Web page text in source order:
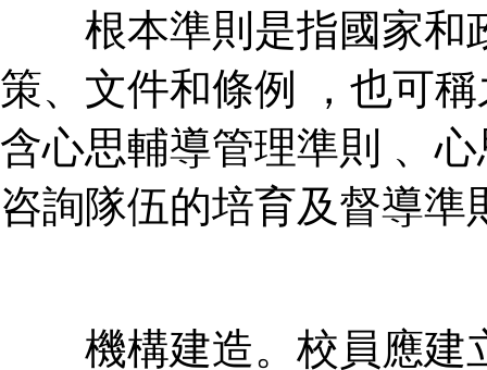
根本準則是指國家和
策、文件和條例 ，
含心思輔導管理準則 、
咨詢隊伍的培育及督導準則
機構建造。校員應建